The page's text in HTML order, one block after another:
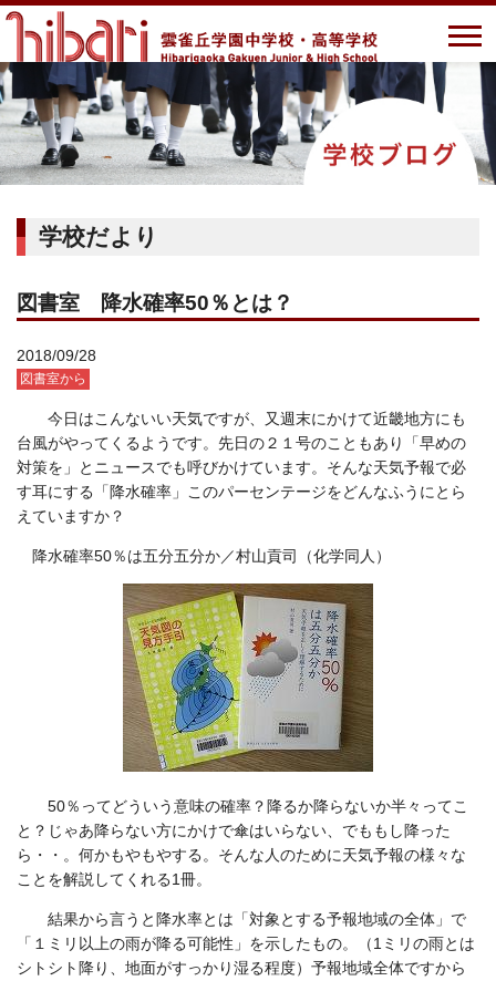
学校だより
図書室 降水確率50％とは？
2018/09/28
図書室から
今日はこんないい天気ですが、又週末にかけて近畿地方にも
台風がやってくるようです。先日の２１号のこともあり「早めの
対策を」とニュースでも呼びかけています。そんな天気予報で必
す耳にする「降水確率」このパーセンテージをどんなふうにとら
えていますか？
降水確率50％は五分五分か／村山貢司（化学同人）
50％ってどういう意味の確率？降るか降らないか半々ってこ
と？じゃあ降らない方にかけで傘はいらない、でももし降った
ら・・。何かもやもやする。そんな人のために天気予報の様々な
ことを解説してくれる1冊。
結果から言うと降水率とは「対象とする予報地域の全体」で
「１ミリ以上の雨が降る可能性」を示したもの。（1ミリの雨とは
シトシト降り、地面がすっかり湿る程度）予報地域全体ですから